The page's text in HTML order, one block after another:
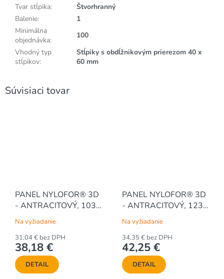
Tvar stĺpika:
Štvorhranný
Balenie:
1
Minimálna
objednávka:
100
Vhodný typ
stĺpikov:
Stĺpiky s obdĺžnikovým prierezom 40 x
60 mm
Súvisiaci tovar
PANEL NYLOFOR® 3D
- ANTRACITOVÝ, 1030
x 2500 / 200 x 50 / 5.0
Na vyžiadanie
31,04 € bez DPH
38,18 €
DETAIL
PANEL NYLOFOR® 3D
- ANTRACITOVÝ, 1230
x 2500 / 200 x 50 / 5.0
Na vyžiadanie
34,35 € bez DPH
42,25 €
DETAIL